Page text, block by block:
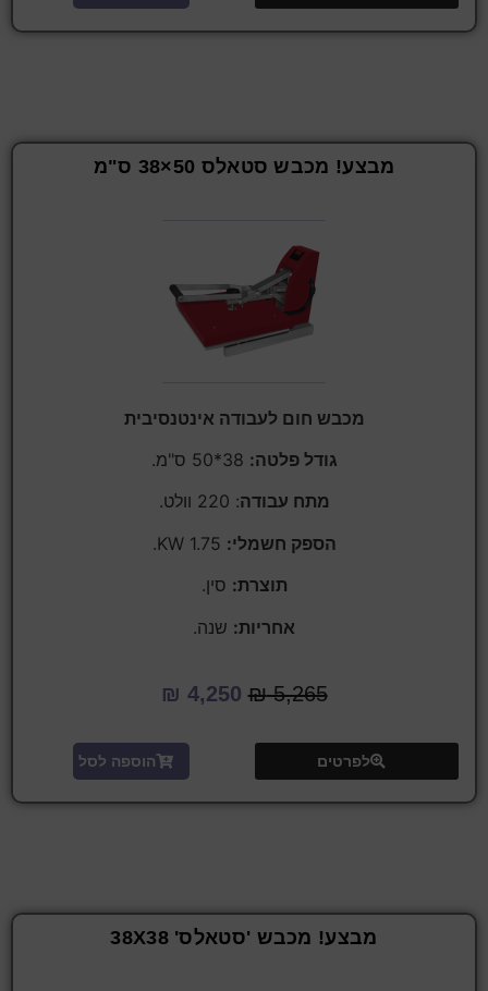
מבצע! מכבש סטאלס 50×38 ס"מ
מכבש חום לעבודה אינטנסיבית
גודל פלטה:
מתח עבודה: 220 וולט.
הספק חשמלי:
תוצרת: סין.
אחריות: שנה.
₪5,265
₪ 4,250
לפרטים הוספה לסל
מבצע! מכבש 'סטאלס' 38X38